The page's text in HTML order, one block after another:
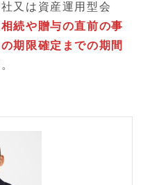
又は資産運用型会
相続や贈与の直前の事
期限確定までの期間